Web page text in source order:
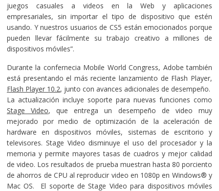
juegos casuales a videos en la Web y aplicaciones
empresariales, sin importar el tipo de dispositivo que estén
usando. Y nuestros usuarios de CS5 están emocionados porque
pueden llevar fácilmente su trabajo creativo a millones de
dispositivos móviles”.
Durante la confernecia Mobile World Congress, Adobe también
está presentando el más reciente lanzamiento de Flash Player,
Flash Player 10.2, junto con avances adicionales de desempeño.
La actualización incluye soporte para nuevas funciones como
Stage Video, que entrega un desempeño de video muy
mejorado por medio de optimización de la aceleración de
hardware en dispositivos móviles, sistemas de escritorio y
televisores. Stage Video disminuye el uso del procesador y la
memoria y permite mayores tasas de cuadros y mejor calidad
de video. Los resultados de prueba muestran hasta 80 porciento
de ahorros de CPU al reproducir video en 1080p en Windows® y
Mac OS. El soporte de Stage Video para dispositivos móviles